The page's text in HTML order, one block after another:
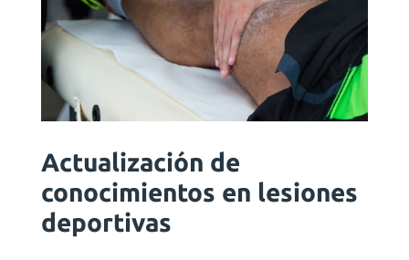
Actualización de
conocimientos en lesiones
deportivas